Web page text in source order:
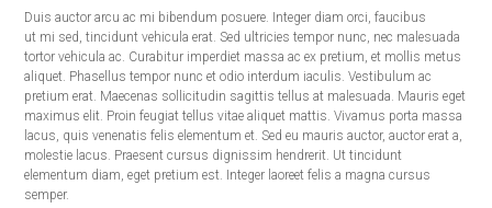
Duis auctor arcu ac mi bibendum posuere. Integer diam orci, faucibus
ut mi sed, tincidunt vehicula erat. Sed ultricies tempor nunc, nec malesuada
tortor vehicula ac. Curabitur imperdiet massa ac ex pretium, et mollis metus
aliquet. Phasellus tempor nunc et odio interdum iaculis. Vestibulum ac
pretium erat. Maecenas sollicitudin sagittis tellus at malesuada. Mauris eget
maximus elit. Proin feugiat tellus vitae aliquet mattis. Vivamus porta massa
lacus, quis venenatis felis elementum et. Sed eu mauris auctor, auctor erat a,
molestie lacus. Praesent cursus dignissim hendrerit. Ut tincidunt
elementum diam, eget pretium est. Integer laoreet felis a magna cursus
semper.